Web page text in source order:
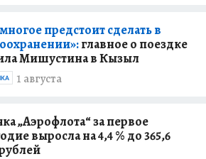
предстоит сделать в
главное о поездке
Мишустина в Кызыл
1 августа
„Аэрофлота“ за первое
выросла на 4,4 % до 365,6